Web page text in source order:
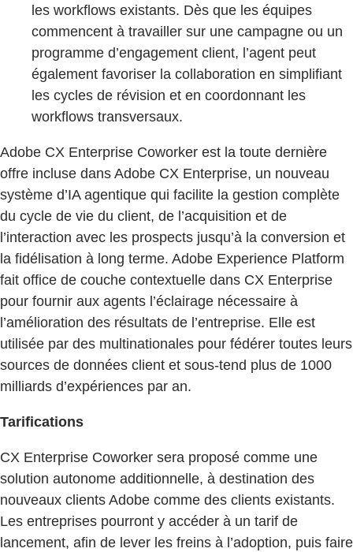
les workflows existants. Dès que les équipes
commencent à travailler sur une campagne ou un
programme d’engagement client, l’agent peut
également favoriser la collaboration en simplifiant
les cycles de révision et en coordonnant les
workflows transversaux.
Adobe CX Enterprise Coworker est la toute dernière
offre incluse dans Adobe CX Enterprise, un nouveau
système d’IA agentique qui facilite la gestion complète
du cycle de vie du client, de l’acquisition et de
l’interaction avec les prospects jusqu’à la conversion et
la fidélisation à long terme. Adobe Experience Platform
fait office de couche contextuelle dans CX Enterprise
pour fournir aux agents l’éclairage nécessaire à
l’amélioration des résultats de l’entreprise. Elle est
utilisée par des multinationales pour fédérer toutes leurs
sources de données client et sous-tend plus de 1000
milliards d’expériences par an.
Tarifications
CX Enterprise Coworker sera proposé comme une
solution autonome additionnelle, à destination des
nouveaux clients Adobe comme des clients existants.
Les entreprises pourront y accéder à un tarif de
lancement, afin de lever les freins à l’adoption, puis faire